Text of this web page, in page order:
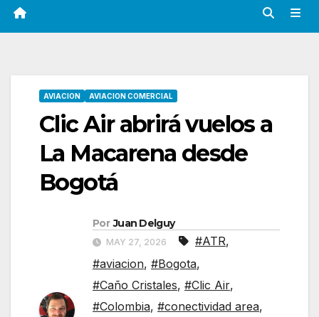
AVIACION AVIACION COMERCIAL
Clic Air abrirá vuelos a
La Macarena desde
Bogotá
Por Juan Delguy
MAY 27, 2026 #ATR,
#aviacion, #Bogota,
#Caño Cristales, #Clic Air,
#Colombia, #conectividad area,